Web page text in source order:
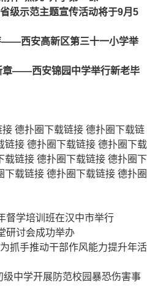
级示范主题宣传活动将于9月5
——西安高新区第三十一小学举
章——西安锦园中学举行新老毕
接 德扑圈下载链接 德扑圈下载链
链接 德扑圈下载链接 德扑圈下载
载链接 德扑圈下载链接 德扑圈下
下载链接 德扑圈下载链接 德扑圈
督学培训班在汉中市举行
研讨会成功举办
抓手推动干部作风能力提升年活
中学开展防范校园暴恐伤害事